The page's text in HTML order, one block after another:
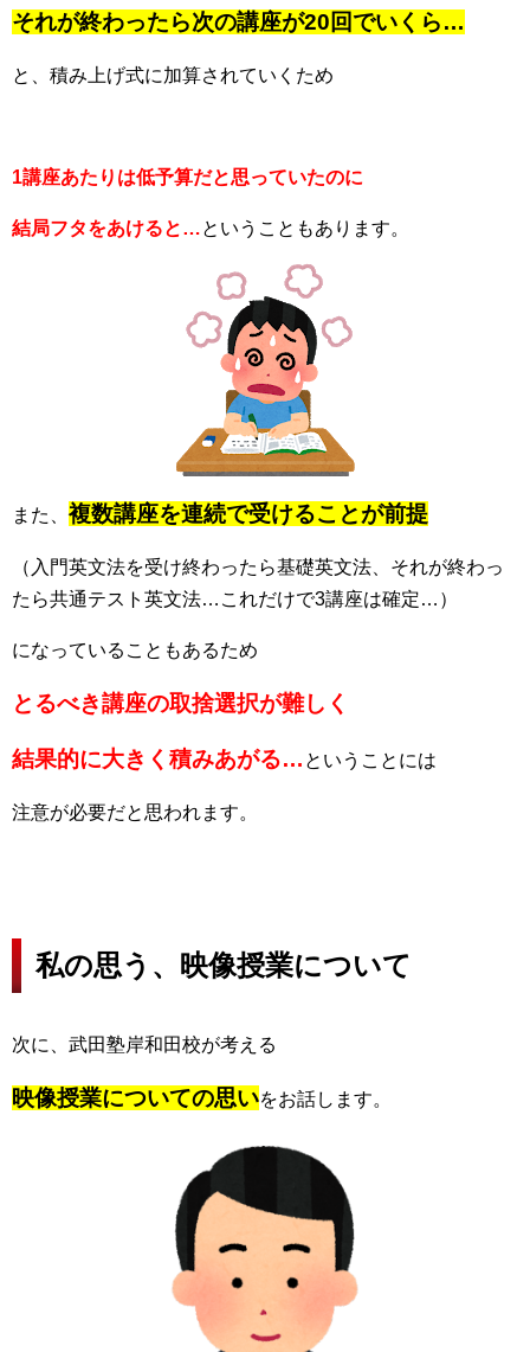
それが終わったら次の講座が20回でいくら…
と、積み上げ式に加算されていくため
1講座あたりは低予算だと思っていたのに
結局フタをあけると…ということもあります。
また、 複数講座を連続で受けることが前提
（入門英文法を受け終わったら基礎英文法、それが終わっ
たら共通テスト英文法…これだけで3講座は確定…）
になっていることもあるため
とるべき講座の取捨選択が難しく
結果的に大きく積みあがる… ということには
注意が必要だと思われます。
私の思う、映像授業について
次に、武田塾岸和田校が考える
映像授業についての思いをお話します。